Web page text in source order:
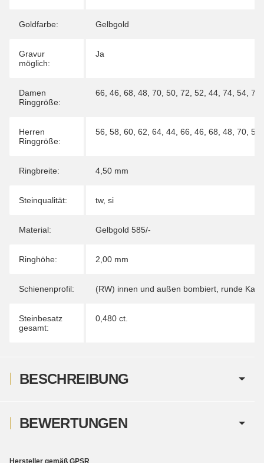
Goldfarbe: Gelbgold
Gravur
möglich:
Ja
Damen
Ringgröße:
66 46 68 48 70 50 72 52 44 74 54 76
Herren
Ringgröße:
56 58 60 62 64 44 66 46 68 48 70 50
Ringbreite: 4,50 mm
Steinqualität: tw, si
Material: Gelbgold 585/-
Ringhöhe: 2,00 mm
Schienenprofil: (RW) innen und außen bombiert, runde
Steinbesatz
gesamt:
0,480 ct.
BESCHREIBUNG
BEWERTUNGEN
Hersteller gemäß GPSR